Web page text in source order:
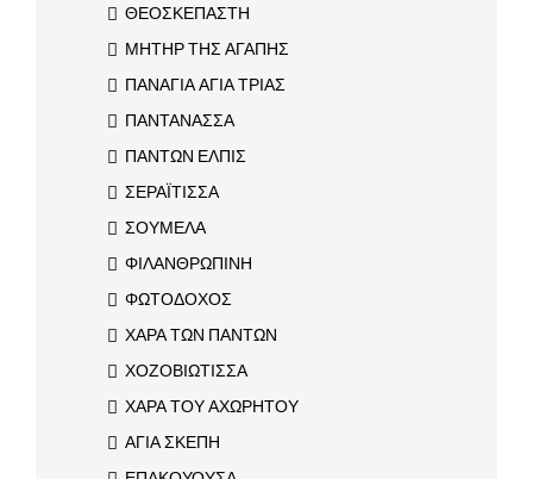
ΘΕΟΣΚΕΠΑΣΤΗ
ΜΗΤΗΡ ΤΗΣ ΑΓΑΠΗΣ
ΠΑΝΑΓΙΑ ΑΓΙΑ ΤΡΙΑΣ
ΠΑΝΤΑΝΑΣΣΑ
ΠΑΝΤΩΝ ΕΛΠΙΣ
ΣΕΡΑΪΤΙΣΣΑ
ΣΟΥΜΕΛΑ
ΦΙΛΑΝΘΡΩΠΙΝΗ
ΦΩΤΟΔΟΧΟΣ
ΧΑΡΑ ΤΩΝ ΠΑΝΤΩΝ
ΧΟΖΟΒΙΩΤΙΣΣΑ
ΧΑΡΑ ΤΟΥ ΑΧΩΡΗΤΟΥ
ΑΓΙΑ ΣΚΕΠΗ